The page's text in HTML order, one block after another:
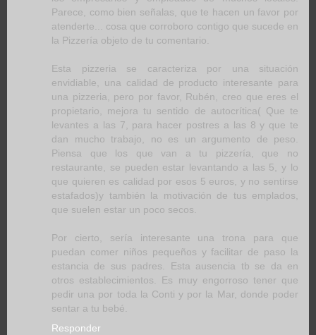
Parece, como bien señalas, que te hacen un favor por
atenderte... cosa que corroboro contigo que sucede en
la Pizzería objeto de tu comentario.
Esta pizzeria se caracteriza por una situación
envidiable, una calidad de producto interesante para
una pizzeria, pero por favor, Rubén, creo que eres el
propietario, mejora tu sentido de autocrítica( Que te
levantes a las 7, para hacer postres a las 8 y que te
dan mucho trabajo, no es un argumento de peso.
Piensa que los que van a tu pizzería, que no
restaurante, se pueden estar levantando a las 5, y lo
que quieren es calidad por esos 5 euros, y no sentirse
estafados)y también la motivación de tus emplados,
que suelen estar un poco secos.
Por cierto, sería interesante una trona para que
puedan comer niños pequeños y facilitar de paso la
estancia de sus padres. Esta ausencia tb se da en
otros establecimientos. Es muy engorroso tener que
pedir una por toda la Conti y por la Mar, donde poder
sentar a tu bebé.
Responder